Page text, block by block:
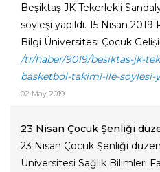
Beşiktaş JK Tekerlekli
söyleşi yapıldı. 15 Nisan
Bilgi Üniversitesi Çocuk
/tr/haber/9019/besiktas-jk-
basketbol-takimi-ile-soylesi-
02 May 2019
23 Nisan Çocuk Şenliği
23 Nisan Çocuk Şenliği
Üniversitesi Sağlık Bilimleri